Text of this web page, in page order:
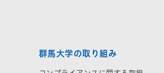
群馬大学の取り組み